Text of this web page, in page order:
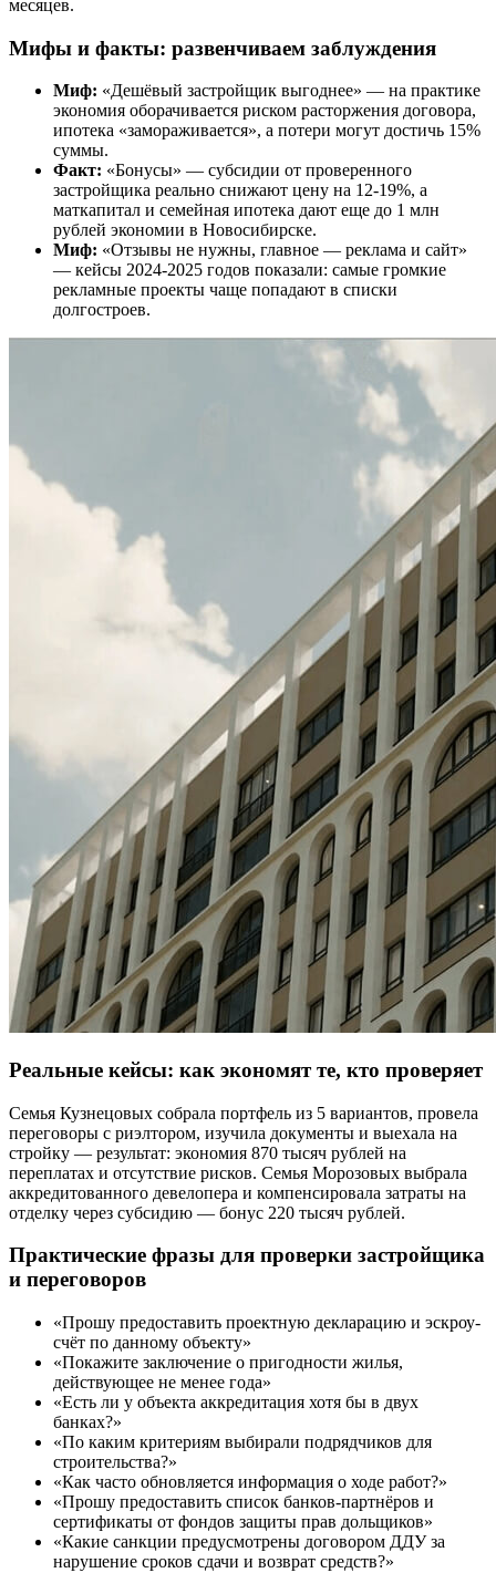
месяцев.
Мифы и факты: развенчиваем заблуждения
Миф: «Дешёвый застройщик выгоднее» — на практике
экономия оборачивается риском расторжения договора,
ипотека «замораживается», а потери могут достичь 15%
суммы.
Факт: «Бонусы» — субсидии от проверенного
застройщика реально снижают цену на 12-19%, а
маткапитал и семейная ипотека дают еще до 1 млн
рублей экономии в Новосибирске.
Миф: «Отзывы не нужны, главное — реклама и сайт»
— кейсы 2024-2025 годов показали: самые громкие
рекламные проекты чаще попадают в списки
долгостроев.
Реальные кейсы: как экономят те, кто проверяет
Семья Кузнецовых собрала портфель из 5 вариантов, провела
переговоры с риэлтором, изучила документы и выехала на
стройку — результат: экономия 870 тысяч рублей на
переплатах и отсутствие рисков. Семья Морозовых выбрала
аккредитованного девелопера и компенсировала затраты на
отделку через субсидию — бонус 220 тысяч рублей.
Практические фразы для проверки застройщика
и переговоров
«Прошу предоставить проектную декларацию и эскроу-
счёт по данному объекту»
«Покажите заключение о пригодности жилья,
действующее не менее года»
«Есть ли у объекта аккредитация хотя бы в двух
банках?»
«По каким критериям выбирали подрядчиков для
строительства?»
«Как часто обновляется информация о ходе работ?»
«Прошу предоставить список банков-партнёров и
сертификаты от фондов защиты прав дольщиков»
«Какие санкции предусмотрены договором ДДУ за
нарушение сроков сдачи и возврат средств?»